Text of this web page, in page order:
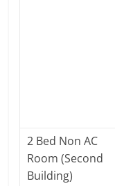
2 Bed Non AC
Room (Second
Building)